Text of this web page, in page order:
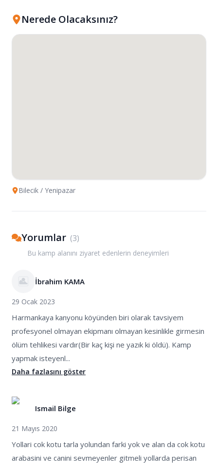
Nerede Olacaksınız?
Bilecik / Yenipazar
Yorumlar (3)
Bu kamp alanını ziyaret edenlerin deneyimleri
İbrahim KAMA
29 Ocak 2023
Harmankaya kanyonu köyünden biri olarak tavsiyem
profesyonel olmayan ekipmanı olmayan kesinlikle girmesin
ölüm tehlikesi vardır(Bir kaç kişi ne yazık ki öldü). Kamp
yapmak isteyenl...
Daha fazlasını göster
Ismail Bilge
21 Mayıs 2020
Yollari cok kotu tarla yolundan farki yok ve alan da cok kotu
arabasini ve canini sevmeyenler gitmeli yollarda perisan